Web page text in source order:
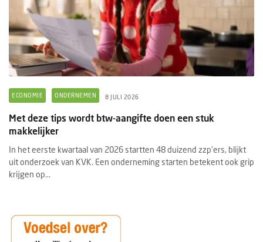
ECONOMIE ONDERNEMEN 8 JULI 2026
Met deze tips wordt btw-aangifte doen een stuk
makkelijker
In het eerste kwartaal van 2026 startten 48 duizend zzp’ers, blijkt
uit onderzoek van KVK. Een onderneming starten betekent ook grip
krijgen op...